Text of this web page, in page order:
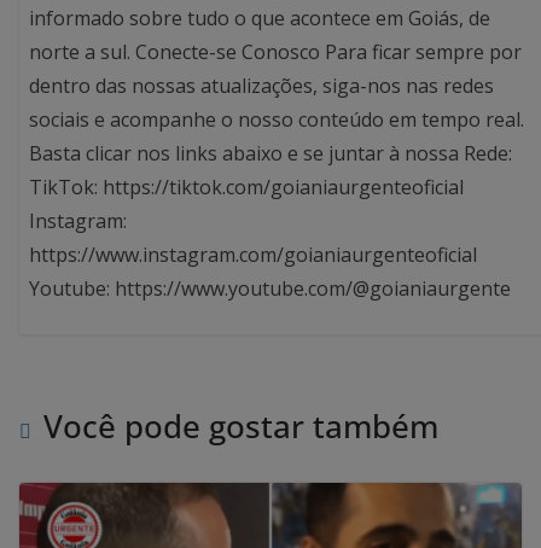
informado sobre tudo o que acontece em Goiás, de
norte a sul. Conecte-se Conosco Para ficar sempre por
dentro das nossas atualizações, siga-nos nas redes
sociais e acompanhe o nosso conteúdo em tempo real.
Basta clicar nos links abaixo e se juntar à nossa Rede:
TikTok: https://tiktok.com/goianiaurgenteoficial
Instagram:
https://www.instagram.com/goianiaurgenteoficial
Youtube: https://www.youtube.com/@goianiaurgente
Você pode gostar também